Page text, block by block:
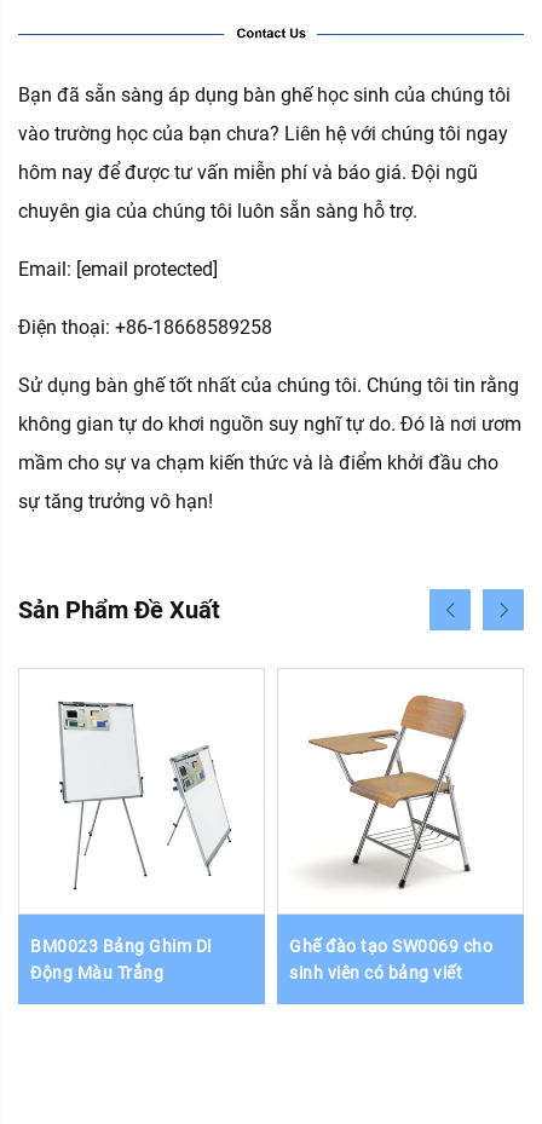
Bạn đã sẵn sàng áp dụng bàn ghế học sinh của chúng tôi
vào trường học của bạn chưa? Liên hệ với chúng tôi ngay
hôm nay để được tư vấn miễn phí và báo giá. Đội ngũ
chuyên gia của chúng tôi luôn sẵn sàng hỗ trợ.
Email: [email protected]
Điện thoại: +86-18668589258
Sử dụng bàn ghế tốt nhất của chúng tôi. Chúng tôi tin rằng
không gian tự do khơi nguồn suy nghĩ tự do. Đó là nơi ươm
mầm cho sự va chạm kiến thức và là điểm khởi đầu cho
sự tăng trưởng vô hạn!
Sản Phẩm Đề Xuất
BM0023 Bảng Ghim Di
Động Màu Trắng
Ghế đào tạo SW0069 cho
sinh viên có bảng viết